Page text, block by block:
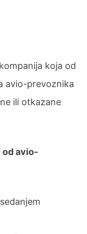
koja od
avio-prevoznika
ili otkazane
od avio-